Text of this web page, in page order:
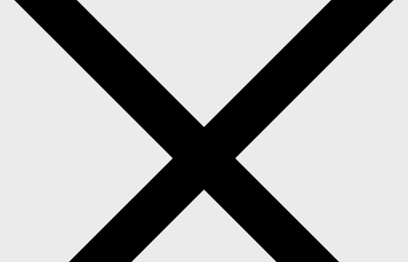
Hochzeitsfotograf in Salzgitter
in Salzgitter?
> Wir sind Lara &
Hochzeitsplanung und seid auf der Suche
unser Leben, sondern auch unsere absolute